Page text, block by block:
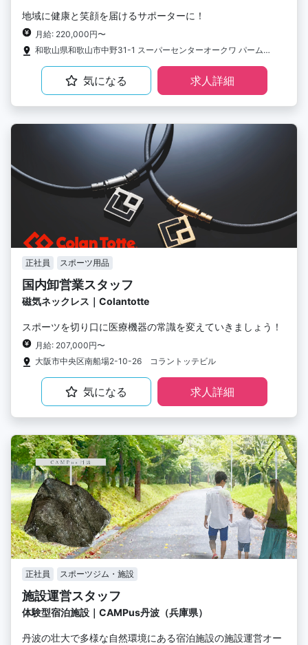
地域に健康と笑顔を届けるサポーターに！
月給: 220,000円〜
和歌山県和歌山市中野31-1 スーパーセンターオークワ パームシティ和歌山店3F
気になる 求人詳細
正社員 スポーツ用品
国内卸営業スタッフ
磁気ネックレス｜Colantotte
スポーツを切り口に医療機器の常識を変えていきましょう！
月給: 207,000円〜
大阪市中央区南船場2-10-26 コラントッテビル
気になる 求人詳細
正社員 スポーツジム・施設
施設運営スタッフ
体験型宿泊施設｜CAMPus丹波（兵庫県）
丹波の壮大で多様な自然環境にある宿泊施設の施設運営オー